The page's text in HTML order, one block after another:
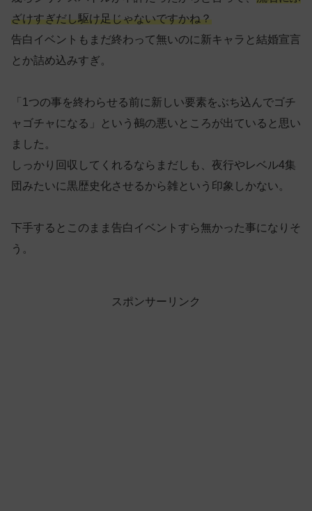
ざけすぎだし駆け足じゃないですかね？
告白イベントもまだ終わって無いのに新キャラと結婚宣言
とか詰め込みすぎ。
「1つの事を終わらせる前に新しい要素をぶち込んでゴチ
ャゴチャになる」という鵺の悪いところが出ていると思い
ました。
しっかり回収してくれるならまだしも、夜行やレベル4集
団みたいに黒歴史化させるから雑という印象しかない。
下手するとこのまま告白イベントすら無かった事になりそ
う。
スポンサーリンク